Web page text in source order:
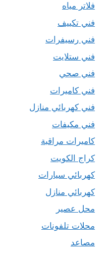
فلاتر مياه
فني تكييف
فني رسيفرات
فني ستلايت
فني صحي
فني كاميرات
فني كهربائي منازل
فني مكيفات
كاميرات مراقبة
كراج الكويت
كهربائي سيارات
كهربائي منازل
محل عصير
محلات تلفونات
مصاعد